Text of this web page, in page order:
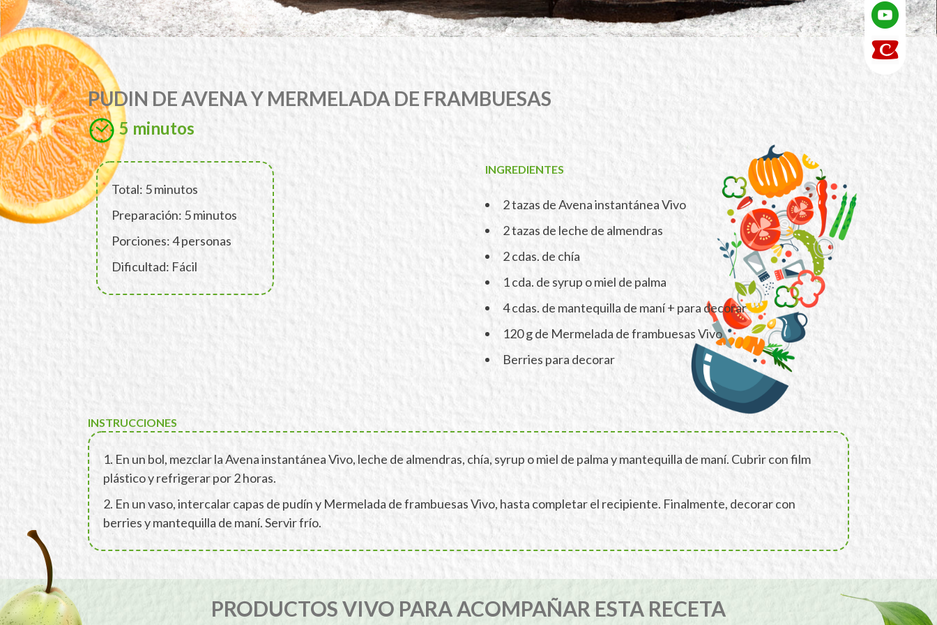
PUDIN DE AVENA Y MERMELADA DE FRAMBUESAS
5 minutos
Total: 5 minutos
Preparación: 5 minutos
Porciones: 4 personas
Dificultad: Fácil
INGREDIENTES
2 tazas de Avena instantánea Vivo
2 tazas de leche de almendras
2 cdas. de chía
1 cda. de syrup o miel de palma
4 cdas. de mantequilla de maní + para decorar
120 g de Mermelada de frambuesas Vivo
Berries para decorar
INSTRUCCIONES
1. En un bol, mezclar la Avena instantánea Vivo, leche de almendras, chía, syrup o miel de palma y mantequilla de maní. Cubrir con film
plástico y refrigerar por 2 horas.
2. En un vaso, intercalar capas de pudín y Mermelada de frambuesas Vivo, hasta completar el recipiente. Finalmente, decorar con
berries y mantequilla de maní. Servir frío.
PRODUCTOS VIVO PARA ACOMPAÑAR ESTA RECETA